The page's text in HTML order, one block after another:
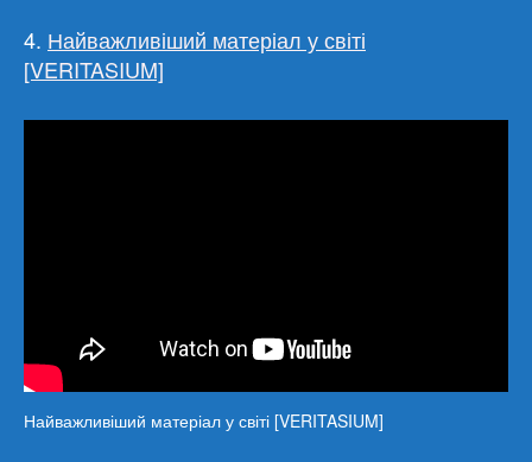
4. Найважливіший матеріал у світі
[VERITASIUM]
Найважливіший матеріал у світі [VERITASIUM]